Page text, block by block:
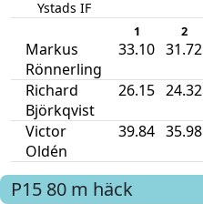
Ystads IF
1 2
Markus
Rönnerling
33.10 31.72
Richard
Björkqvist
26.15 24.32
Victor
Oldén
39.84 35.98
P15 80 m häck